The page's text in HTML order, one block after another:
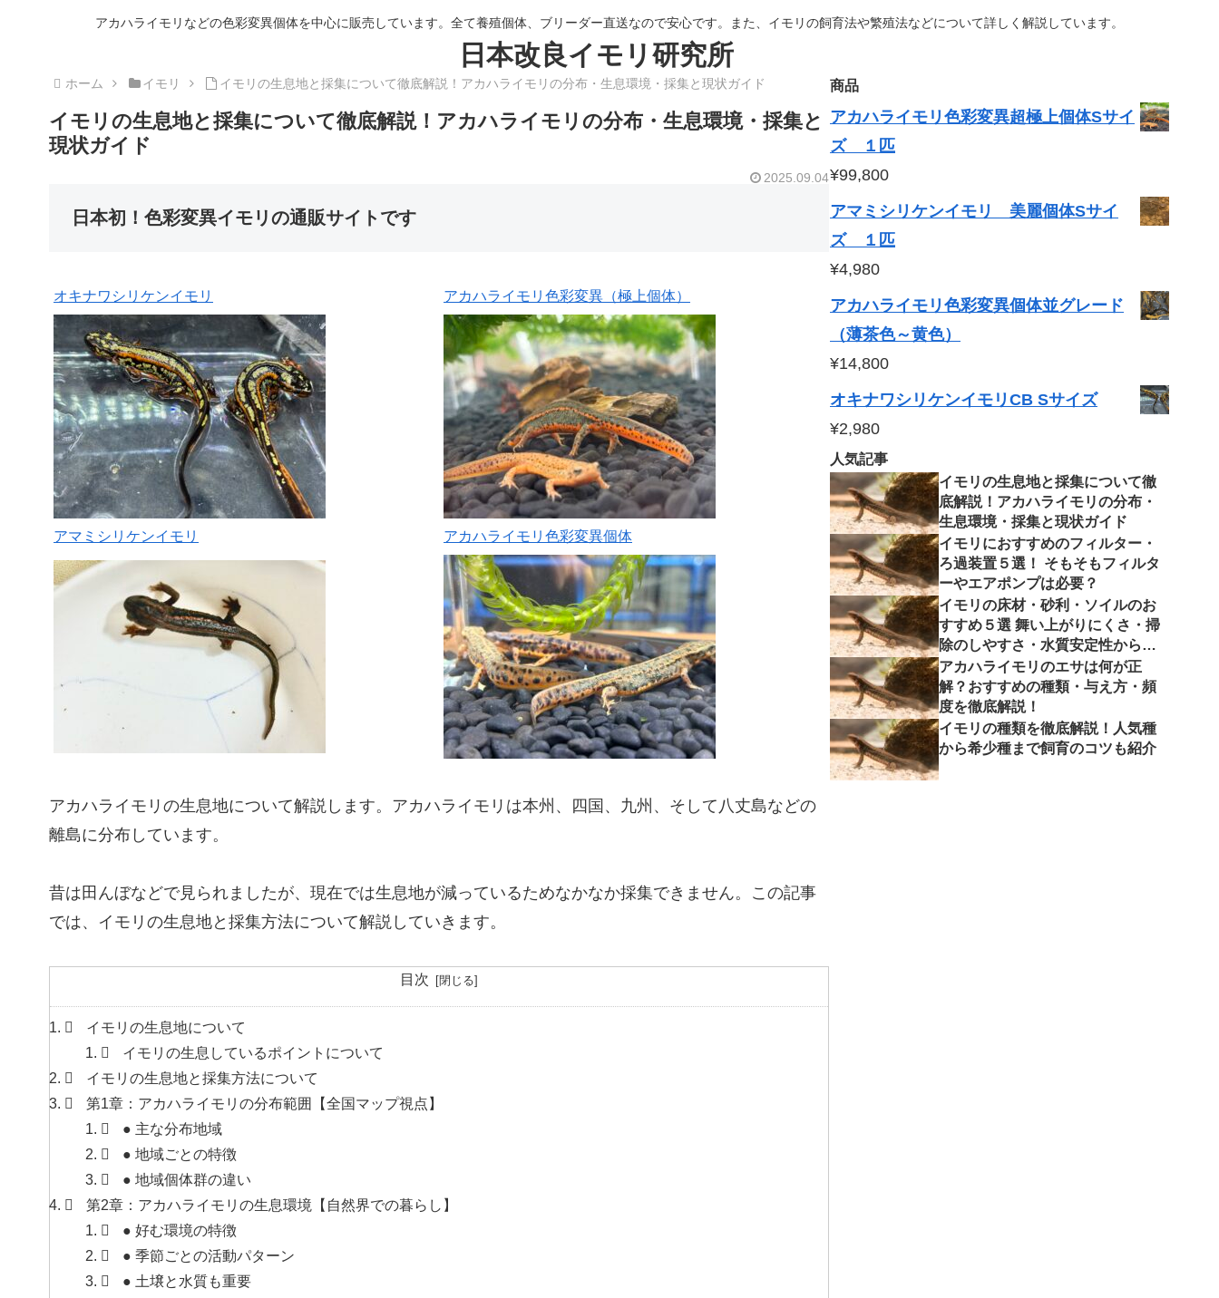
アカハライモリなどの色彩変異個体を中心に販売しています。全て養殖個体、ブリーダー直送なので安心です。また、イモリの飼育法や繁殖法などについて詳しく解説しています。
日本改良イモリ研究所
ホーム イモリ イモリの生息地と採集について徹底解説！アカハライモリの分布・生息環境・採集と現状ガイド
イモリの生息地と採集について徹底解説！アカハライモリの分布・生息環境・採集と
現状ガイド
2025.09.04
日本初！色彩変異イモリの通販サイトです
オキナワシリケンイモリ アカハライモリ色彩変異（極上個体）
アマミシリケンイモリ アカハライモリ色彩変異個体
アカハライモリの生息地について解説します。アカハライモリは本州、四国、九州、そして八丈島などの
離島に分布しています。
昔は田んぼなどで見られましたが、現在では生息地が減っているためなかなか採集できません。この記事
では、イモリの生息地と採集方法について解説していきます。
目次
イモリの生息地について
イモリの生息しているポイントについて
イモリの生息地と採集方法について
第1章：アカハライモリの分布範囲【全国マップ視点】
● 主な分布地域
● 地域ごとの特徴
● 地域個体群の違い
第2章：アカハライモリの生息環境【自然界での暮らし】
● 好む環境の特徴
● 季節ごとの活動パターン
● 土壌と水質も重要
商品
アカハライモリ色彩変異超極上個体Sサイ
ズ １匹
¥99,800
アマミシリケンイモリ 美麗個体Sサイ
ズ １匹
¥4,980
アカハライモリ色彩変異個体並グレード
（薄茶色～黄色）
¥14,800
オキナワシリケンイモリCB Sサイズ
¥2,980
人気記事
イモリの生息地と採集について徹
底解説！アカハライモリの分布・
生息環境・採集と現状ガイド
イモリにおすすめのフィルター・
ろ過装置５選！ そもそもフィルタ
ーやエアポンプは必要？
イモリの床材・砂利・ソイルのお
すすめ５選 舞い上がりにくさ・掃
除のしやすさ・水質安定性から徹
底解説
アカハライモリのエサは何が正
解？おすすめの種類・与え方・頻
度を徹底解説！
イモリの種類を徹底解説！人気種
から希少種まで飼育のコツも紹介